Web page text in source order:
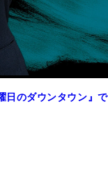
日のダウンタウン』で